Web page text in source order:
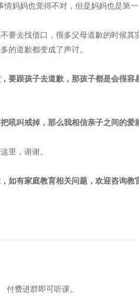
情妈妈也觉得不对，但是妈妈也是第
要去找借口，很多父母道歉的时候
的道歉都变成了声讨。
要跟孩子去道歉，那孩子都是会很
吼叫戒掉，那么我相信亲子之间的爱
里，谢谢。
， 如有家庭教育相关问题 ， 欢迎咨询教
付费进群即可听课。